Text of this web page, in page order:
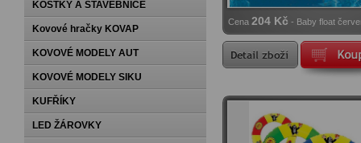
KOSTKY A STAVEBNICE
Kovové hračky KOVAP
KOVOVÉ MODELY AUT
KOVOVÉ MODELY SIKU
KUFŘÍKY
LED ŽÁROVKY
Cena 204 Kč - Baby float
s křížem na nohy